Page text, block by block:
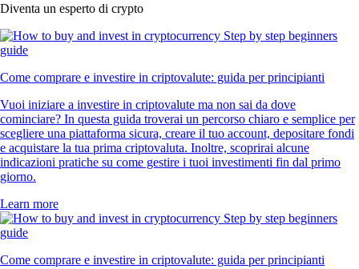
Diventa un esperto di crypto
Come comprare e investire in criptovalute: guida per principianti
Vuoi iniziare a investire in criptovalute ma non sai da dove
cominciare? In questa guida troverai un percorso chiaro e semplice per
scegliere una piattaforma sicura, creare il tuo account, depositare fondi
e acquistare la tua prima criptovaluta. Inoltre, scoprirai alcune
indicazioni pratiche su come gestire i tuoi investimenti fin dal primo
giorno.
Learn more
Come comprare e investire in criptovalute: guida per principianti